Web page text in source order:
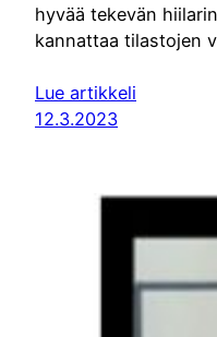
hyvää tekevän
kannattaa tilastojen
Lue artikkeli
12.3.2023